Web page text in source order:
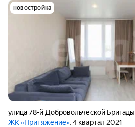
новостройка
улица 78-й Добровольческой Бригады
ЖК «Притяжение», 4 квартал 2021